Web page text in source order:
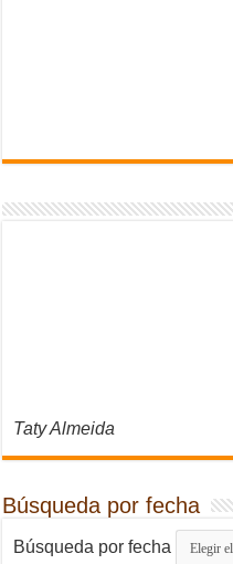
Taty Almeida
Búsqueda por fecha
Búsqueda por fecha